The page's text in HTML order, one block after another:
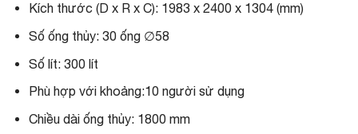
Kích thước (D x R x C): 1983 x 2400 x 1304 (mm)
Số ống thủy: 30 ống ∅58
Số lít: 300 lít
Phù hợp với khoảng:10 người sử dụng
Chiều dài ống thủy: 1800 mm